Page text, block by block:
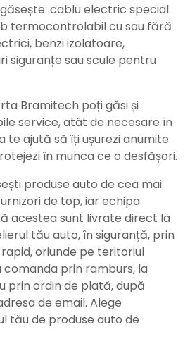
cablu electric special
termocontrolabil cu sau fără
benzi izolatoare,
siguranțe sau scule pentru
Bramitech poți găsi și
service, atât de necesare în
te ajută să îți ușurezi anumite
în munca ce o desfășori.
produse auto de cea mai
de top, iar echipa
acestea sunt livrate direct la
tău auto, în siguranță, prin
oriunde pe teritoriul
comanda prin ramburs, la
prin ordin de plată, după
de email. Alege
tău de produse auto de